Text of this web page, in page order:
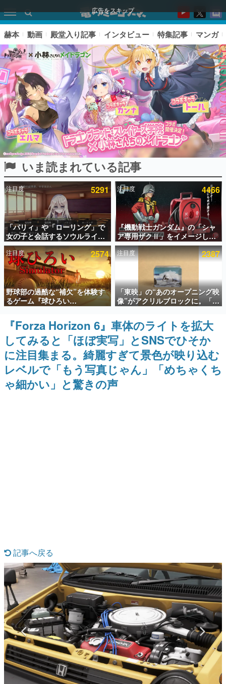
広告をスキップ
ピックアップ
電ファミのいま読まれている記事ランキング
アプリセール情報
インタビュー
連載・特集一覧
殿堂入り記事
SNS拡散数が数千以上！ ページビュー数万以上！ などな
ど。多くの人々に読まれた、電ファミ渾身の“殿堂入り”記
事をまとめました。
ゲームの企画書
名作ゲームクリエイターの方々に製作時のエピソードをお
聞きし、ヒットする企画（ゲーム）とは何か？を探ってい
きます。
赫本
この物語を解いてはいけない。『赫本』は、〈試験問題〉
の形をした短編ホラー小説集です。
なんでゲームは面白い？
ゲーム開発者・hamatsu氏がゲームの魅力を画面や操作の
具体的な形から解き明かしていく、硬派で骨太な評論連載
です。
ゲームが変えた日本語
「経験値」「裏技」「ラスボス」… ゲームにまつわる言葉
の起源や用法の変遷を、コンピューター文化史研究家・タ
イニーP氏が徹底調査。
カテゴリ
特集記事
赫本 動画 殿堂入り記事 インタビュー 特集記事 マンガ
いま読まれている記事
注目度 5291
「パリィ」や「ローリング」で
女の子と会話するソウルライク
恋愛ゲーム『小早川さんはソウ
ルライク』無料公開。返事に失
敗すると「YOU DIED」
注目度 4466
『機動戦士ガンダム』の「シャ
ア専用ザクⅡ」をイメージした
散水ホースリールが予約開始。
本体にはシャアのパーソナルマ
ークやジオン公国軍のエンブレ
ム、型式番号などを配置
注目度 2574
野球部の過酷な“補欠”を体験す
るゲーム『球ひろい
Simulator』が「1件」のウィッ
シュリストをもとにチェコ語に
対応しSNSで話題に。『キング
ダム・カム』開発元やチェコの
プロ野球選手から称賛の声
注目度 2387
「東映」の“あのオープニング映
像”がアクリルブロックに。「東
映ヒストリカル グッズコレクシ
ョン」が8月下旬より発売
『Forza Horizon 6』車体のライトを拡大
してみると「ほぼ実写」とSNSでひそか
に注目集まる。綺麗すぎて景色が映り込む
レベルで「もう写真じゃん」「めちゃくち
ゃ細かい」と驚きの声
記事へ戻る